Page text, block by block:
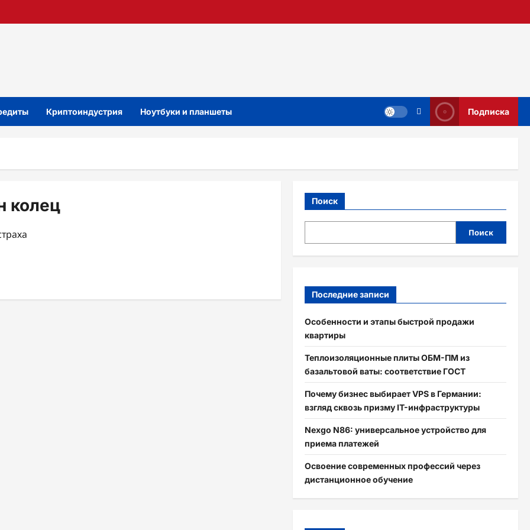
Криптоиндустрия Ноутбуки и планшеты Подписка
колец Поиск
Поиск
Последние записи
Особенности и этапы быстрой продажи
квартиры
Теплоизоляционные плиты ОБМ-ПМ из
базальтовой ваты: соответствие ГОСТ
Почему бизнес выбирает VPS в Германии:
взгляд сквозь призму IT-инфраструктуры
Nexgo N86: универсальное устройство для
приема платежей
Освоение современных профессий через
дистанционное обучение